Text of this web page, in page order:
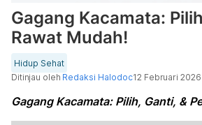
Gagang Kacamata:
Rawat Mudah!
Hidup Sehat
Ditinjau oleh Redaksi Halodoc12 Februari 2026
Gagang Kacamata: Pilih, Ganti, &